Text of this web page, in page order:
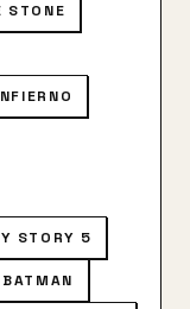
STONE
STORY 5